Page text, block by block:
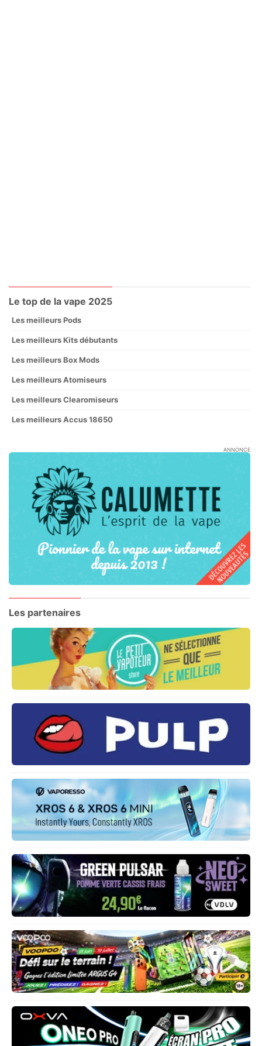
Le top de la vape 2025
Les meilleurs Pods
Les meilleurs Kits débutants
Les meilleurs Box Mods
Les meilleurs Atomiseurs
Les meilleurs Clearomiseurs
Les meilleurs Accus 18650
ANNONCE
Les partenaires